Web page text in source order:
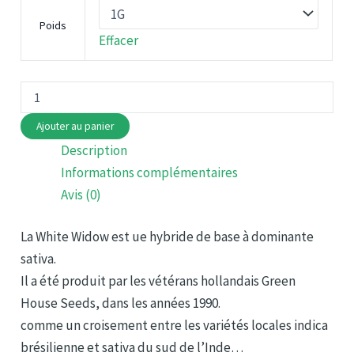
prix :
€3.60
à
€220.00
Poids
Effacer
White
Widow
Ajouter au panier
Description
Informations complémentaires
Avis (0)
La White Widow est ue hybride de base à dominante
sativa.
Il a été produit par les vétérans hollandais Green
House Seeds, dans les années 1990.
comme un croisement entre les variétés locales indica
brésilienne et sativa du sud de l’Inde…